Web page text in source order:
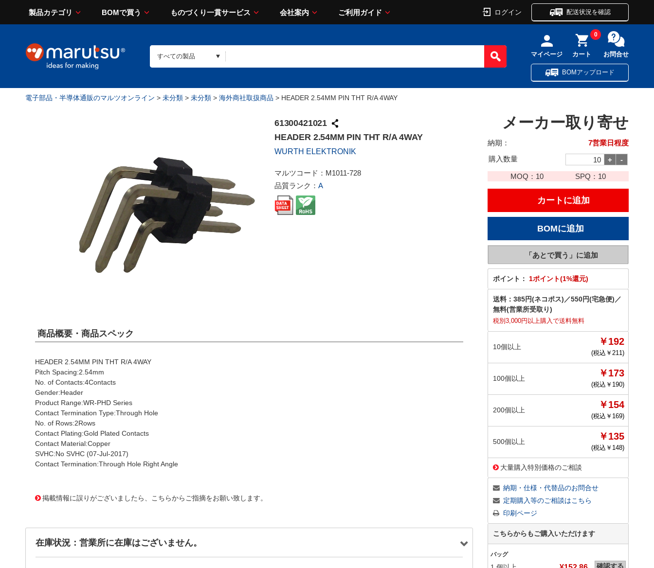
製品カテゴリ BOMで買う ものづくり一貫サービス 会社案内 ご利用ガイド ログイン 配送状況を確認
マイページ カート
0
お問合せ
BOMアップロード
電子部品・半導体通販のマルツオンライン > 未分類 > 未分類 > 海外商社取扱商品 > HEADER 2.54MM PIN THT R/A 4WAY
61300421021
HEADER 2.54MM PIN THT R/A 4WAY
WURTH ELEKTRONIK
マルツコード： M1011-728
品質ランク： A
メーカー取り寄せ
納期：
7営業日程度
購入数量
MOQ： 10 SPQ： 10
ポイント： 1ポイント(1%還元)
送料： 385円(ネコポス) ／550円(宅急便) ／
無料(営業所受取り)
税別3,000円以上購入で送料無料
10個以上 ￥192
(税込￥ 211)
100個以上 ￥173
(税込￥ 190)
200個以上 ￥154
(税込￥ 169)
500個以上 ￥135
(税込￥ 148)
大量購入特別価格のご相談
納期・仕様・代替品のお問合せ
定期購入等のご相談はこちら
印刷ページ
こちらからもご購入いただけます
バッグ
確認する
商品概要・商品スペック
HEADER 2.54MM PIN THT R/A 4WAY
Pitch Spacing:2.54mm
No. of Contacts:4Contacts
Gender:Header
Product Range:WR-PHD Series
Contact Termination Type:Through Hole
No. of Rows:2Rows
Contact Plating:Gold Plated Contacts
Contact Material:Copper
SVHC:No SVHC (07-Jul-2017)
Contact Termination:Through Hole Right Angle
掲載情報に誤りがございましたら、こちらからご指摘をお願い致します。
在庫状況：営業所に在庫はございません。